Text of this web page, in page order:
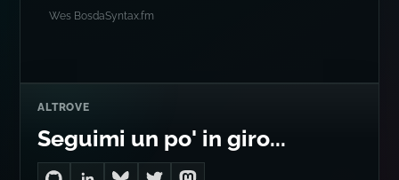
Wes BosdaSyntax.fm
ALTROVE
Seguimi un po' in giro...